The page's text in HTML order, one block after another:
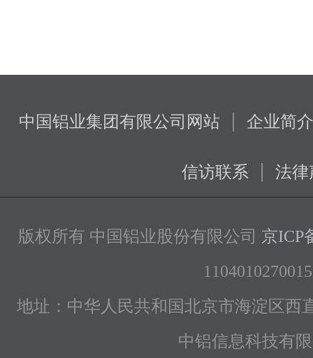
中国铝业集团有限公司网站 | 企业简介
信访联系 | 法律
版权所有 中国铝业股份有限公司 京ICP
地址：中华人民共和国北京市海淀区西
中铝信息科技有